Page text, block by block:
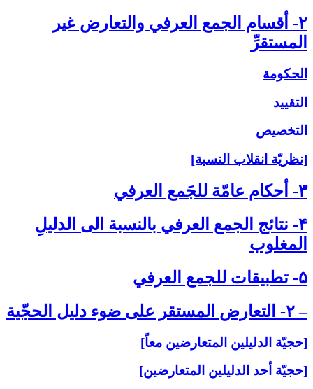
۲- أقسام الجمع العرفي والتعارض غير
المستقرِّ
الحكومة
التقييد
التخصيص
[نظريّة انقلاب النسبة]
۳- أحكام عامّة للجَمع العرفي‏
۴- نتائج الجمع العرفي بالنسبة الى‏ الدليلِ
المغلوب‏
۵- تطبيقات للجمع العرفي‏
– ۲- التعارض المستقر على‏ ضوء دليل الحجّية
[حجيّة الدليلين المتعارضين معاً]
[حجيّة أحد الدليلين المتعارضين]